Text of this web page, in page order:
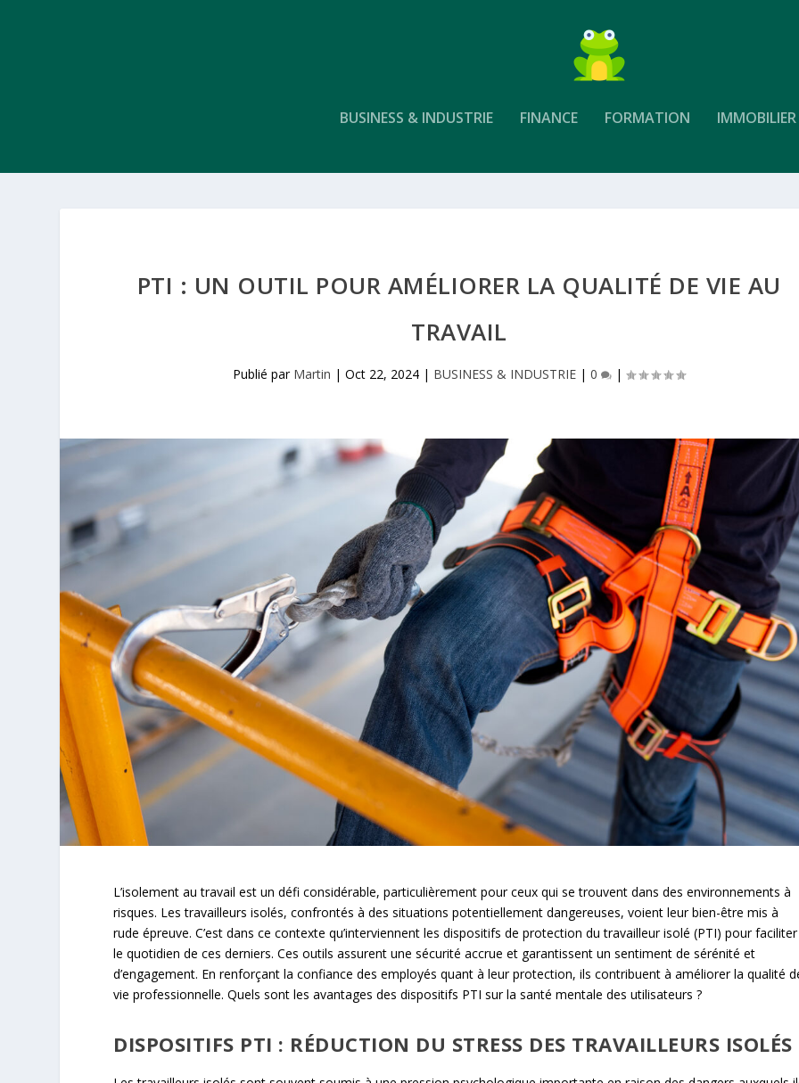
BUSINESS & INDUSTRIE FINANCE FORMATION IMMOBILIER
PTI : UN OUTIL POUR AMÉLIORER LA QUALITÉ DE VIE AU
TRAVAIL
Publié par Martin |Oct 22, 2024 | BUSINESS & INDUSTRIE |0 |
L’isolement au travail est un défi considérable, particulièrement pour ceux qui se trouvent dans des environnements à
risques. Les travailleurs isolés, confrontés à des situations potentiellement dangereuses, voient leur bien-être mis à
rude épreuve. C’est dans ce contexte qu’interviennent les dispositifs de protection du travailleur isolé (PTI) pour faciliter
le quotidien de ces derniers. Ces outils assurent une sécurité accrue et garantissent un sentiment de sérénité et
d’engagement. En renforçant la confiance des employés quant à leur protection, ils contribuent à améliorer la qualité
vie professionnelle. Quels sont les avantages des dispositifs PTI sur la santé mentale des utilisateurs ?
DISPOSITIFS PTI : RÉDUCTION DU STRESS DES TRAVAILLEURS ISOLÉS